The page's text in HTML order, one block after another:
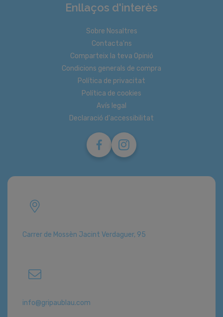
Enllaços d'interès
Sobre Nosaltres
Contacta'ns
Comparteix la teva Opinió
Condicions generals de compra
Política de privacitat
Política de cookies
Avís legal
Declaració d'accessibilitat
Carrer de Mossèn Jacint Verdaguer, 95
info@gripaublau.com